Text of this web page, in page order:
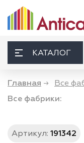
КАТАЛОГ
Главная → Все
Все фабрики:
Артикул: 191342